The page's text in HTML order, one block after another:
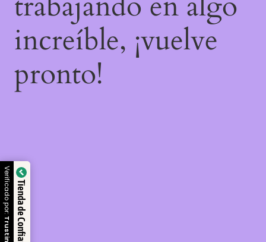
increíble, ¡vuelve
pronto!
Tienda de Confianza
Verificado por: